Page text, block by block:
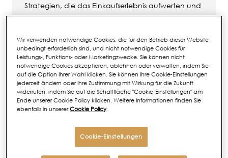
Strategien, die das Einkaufserlebnis aufwerten und
den Markterfolg fördern.
Flexibilität
Durch schnelle Reaktionen auf
Marktveränderungen und sich wandelndes
bleiben wir stets einen Schritt voraus.
Wir verwenden notwendige Cookies, die für den Betrieb dieser Website
unbedingt erforderlich sind, und nicht notwendige Cookies für
Leistungs-, Funktions- oder Marketingzwecke. Sie können nicht
notwendige Cookies akzeptieren, ablehnen oder verwalten, indem Sie
auf die Option Ihrer Wahl klicken. Sie können Ihre Cookie-Einstellungen
jederzeit ändern oder Ihre Zustimmung mit Wirkung für die Zukunft
widerrufen, indem Sie auf die Schaltfläche "Cookie-Einstellungen" am
Ende unserer Cookie Policy klicken. Weitere Informationen finden Sie
ebenfalls in unsererCookie Policy.
Cookie-Einstellungen